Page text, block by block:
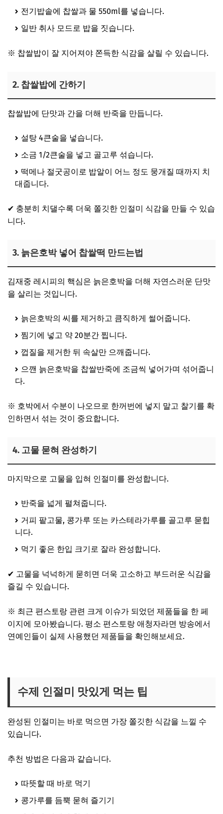
전기밥솥에 찹쌀과 물 550ml를 넣습니다.
일반 취사 모드로 밥을 짓습니다.
※ 찹쌀밥이 잘 지어져야 쫀득한 식감을 살릴 수 있습니다.
2. 찹쌀밥에 간하기
찹쌀밥에 단맛과 간을 더해 반죽을 만듭니다.
설탕 4큰술을 넣습니다.
소금 1/2큰술을 넣고 골고루 섞습니다.
떡메나 절굿공이로 밥알이 어느 정도 뭉개질 때까지 치
대줍니다.
✔ 충분히 치댈수록 더욱 쫄깃한 인절미 식감을 만들 수 있습
니다.
3. 늙은호박 넣어 찹쌀떡 만드는법
김재중 레시피의 핵심은 늙은호박을 더해 자연스러운 단맛
을 살리는 것입니다.
늙은호박의 씨를 제거하고 큼직하게 썰어줍니다.
찜기에 넣고 약 20분간 찝니다.
껍질을 제거한 뒤 속살만 으깨줍니다.
으깬 늙은호박을 찹쌀반죽에 조금씩 넣어가며 섞어줍니
다.
※ 호박에서 수분이 나오므로 한꺼번에 넣지 말고 찰기를 확
인하면서 섞는 것이 중요합니다.
4. 고물 묻혀 완성하기
마지막으로 고물을 입혀 인절미를 완성합니다.
반죽을 넓게 펼쳐줍니다.
거피 팥고물, 콩가루 또는 카스테라가루를 골고루 묻힙
니다.
먹기 좋은 한입 크기로 잘라 완성합니다.
✔ 고물을 넉넉하게 묻히면 더욱 고소하고 부드러운 식감을
즐길 수 있습니다.
※ 최근 편스토랑 관련 크게 이슈가 되었던 제품들을 한 페
이지에 모아봤습니다. 평소 편스토랑 애청자라면 방송에서
연예인들이 실제 사용했던 제품들을 확인해보세요.
수제 인절미 맛있게 먹는 팁
완성된 인절미는 바로 먹으면 가장 쫄깃한 식감을 느낄 수
있습니다.
추천 방법은 다음과 같습니다.
따뜻할 때 바로 먹기
콩가루를 듬뿍 묻혀 즐기기